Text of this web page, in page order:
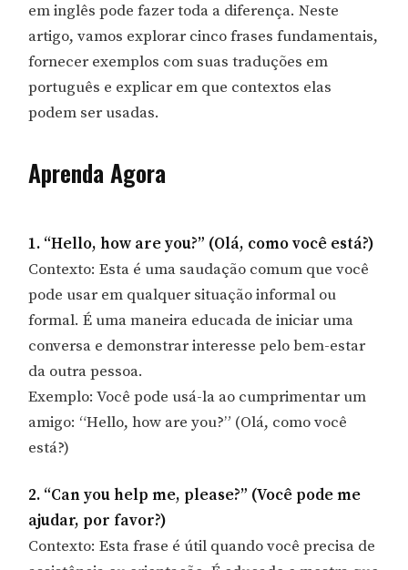
em inglês pode fazer toda a diferença. Neste
artigo, vamos explorar cinco frases fundamentais,
fornecer exemplos com suas traduções em
português e explicar em que contextos elas
podem ser usadas.
Aprenda Agora
1. “Hello, how are you?” (Olá, como você está?)
Contexto: Esta é uma saudação comum que você
pode usar em qualquer situação informal ou
formal. É uma maneira educada de iniciar uma
conversa e demonstrar interesse pelo bem-estar
da outra pessoa.
Exemplo: Você pode usá-la ao cumprimentar um
amigo: “Hello, how are you?” (Olá, como você
está?)
2. “Can you help me, please?” (Você pode me
ajudar, por favor?)
Contexto: Esta frase é útil quando você precisa de